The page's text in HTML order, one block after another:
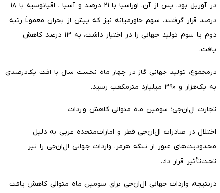
در آوریل بود. پس از آن، اوراسیا با ۲۱ درصد و آسیا ـ اقیانوسیه با ۱۸
درصد قرار گرفتند. سهم خاورمیانه نیز که پیش از بحران معمولاً رتبه
دوم یا سوم تولید جهانی را در اختیار داشت، به ۱۳ درصد کاهش
یافت.
درمجموع، تولید جهانی گاز در چهار ماه نخست سال با افت یک‌درصدی
به یک‌هزار و ۳۹۰ میلیارد مترمکعب رسید.
تجارت ال‌ان‌جی؛ سومین ماه متوالی کاهش واردات
اختلال در صادرات ال‌ان‌جی قطر و امارات‌متحده عربی به دلیل
محدودیت‌های عبور از تنگه هرمز، واردات جهانی ال‌ان‌جی را نیز
تحت‌تأثیر قرار داد.
درنتیجه، واردات جهانی ال‌ان‌جی برای سومین ماه متوالی کاهش یافت